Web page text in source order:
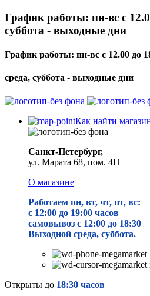
График работы: пн-вс с
суббота - выходные дни
График работы: пн-вс с 12.00 до
среда, суббота - выходные дни
Как найти
Санкт-Петербург,
ул. Марата 68, пом. 4Н
О магазине
Работаем пн, вт, чт, пт, вс:
с 12:00 до 19:00 часов
самовывоз с 12:00 до 18:30
Выходной среда, суббота.
Открыты до 18:30 часов